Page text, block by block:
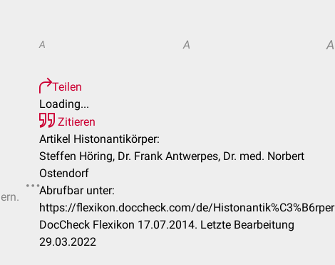
A A A
Teilen
Loading...
Zitieren
Artikel Histonantikörper:
Steffen Höring, Dr. Frank Antwerpes, Dr. med. Norbert
Ostendorf
Abrufbar unter:
https://flexikon.doccheck.com/de/Histonantik%C3%B6rper
DocCheck Flexikon 17.07.2014. Letzte Bearbeitung
29.03.2022